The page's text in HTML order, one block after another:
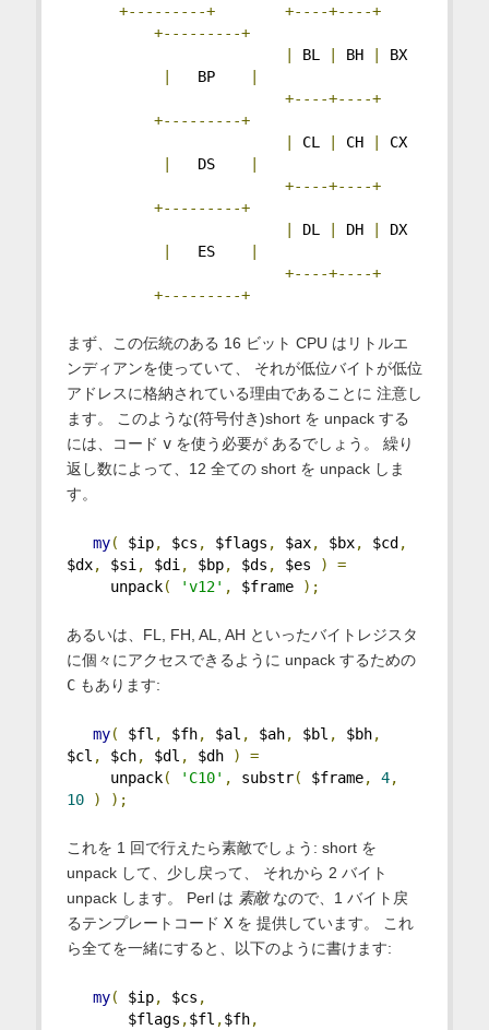
+---------+
+----+----+
+---------+
BL BH
BX
BP
+----+----+
+---------+
CL CH
CX
DS
+----+----+
+---------+
DL DH
DX
ES
+----+----+
+---------+
まず、この伝統のある 16 ビット CPU はリトルエ
ンディアンを使っていて、 それが低位バイトが低位
アドレスに格納されている理由であることに 注意し
ます。 このような(符号付き)short を unpack する
には、コード vを使う必要が あるでしょう。 繰り
返し数によって、12 全ての short を unpack しま
す。
my( $ip, $cs , $flags , $ax, $bx, $cd ,
$dx, $si, $di, $bp, $ds , $es )
=
unpack( 'v12' , $frame );
あるいは、FL, FH, AL, AH といったバイトレジスタ
に個々にアクセスできるように unpack するための
Cもあります:
my( $fl , $fh, $al , $ah, $bl , $bh,
$cl , $ch, $dl , $dh )
=
unpack( 'C10' , substr( $frame, 4,
10
) );
これを 1 回で行えたら素敵でしょう: short を
unpack して、少し戻って、 それから 2 バイト
unpack します。 Perl は 素敵なので、1 バイト戻
るテンプレートコード Xを 提供しています。 これ
ら全てを一緒にすると、以下のように書けます:
my( $ip, $cs ,
$flags ,$fl ,$fh,